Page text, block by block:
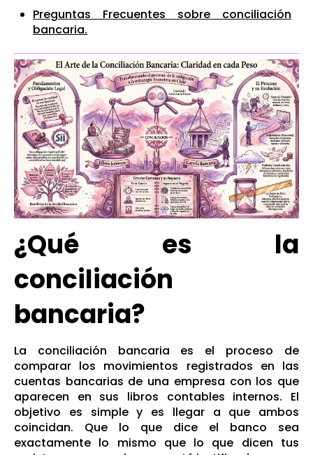
Preguntas Frecuentes sobre conciliación
bancaria.
¿Qué es la
conciliación
bancaria?
La conciliación bancaria es el proceso de
comparar los movimientos registrados en las
cuentas bancarias de una empresa con los que
aparecen en sus libros contables internos. El
objetivo es simple y es llegar a que ambos
coincidan. Que lo que dice el banco sea
exactamente lo mismo que lo que dicen tus